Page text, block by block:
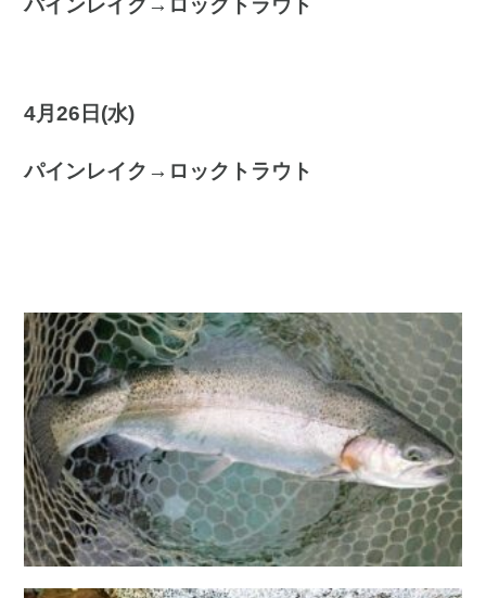
パインレイク→ロックトラウト
4月26日(水)
パインレイク→ロックトラウト